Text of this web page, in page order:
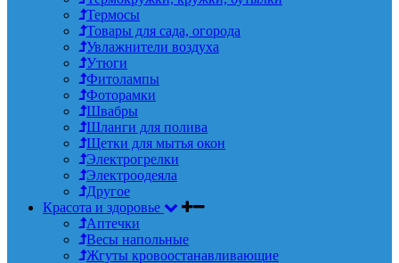
Термосы
Товары для сада, огорода
Увлажнители воздуха
Утюги
Фитолампы
Фоторамки
Швабры
Шланги для полива
Щетки для мытья окон
Электрогрелки
Электроодеяла
Другое
Красота и здоровье
Аптечки
Весы напольные
Жгуты кровоостанавливающие